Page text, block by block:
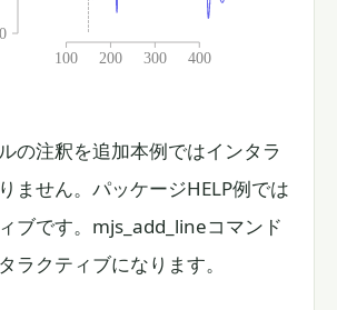
の注釈を追加本例ではインタラ
ません。パッケージHELP例では
ブです。mjs_add_lineコマンド
ラクティブになります。